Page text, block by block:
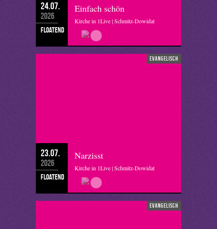
24.07.
2026
floatend
Einfach schön
Kirche in 1Live | Schmitz-Dowidat
evangelisch
23.07.
2026
floatend
Narzisst
Kirche in 1Live | Schmitz-Dowidat
evangelisch